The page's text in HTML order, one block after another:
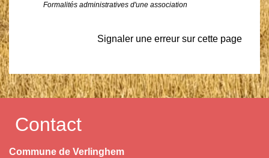
Formalités administratives d'une association
Signaler une erreur sur cette page
Contact
Commune de Verlinghem